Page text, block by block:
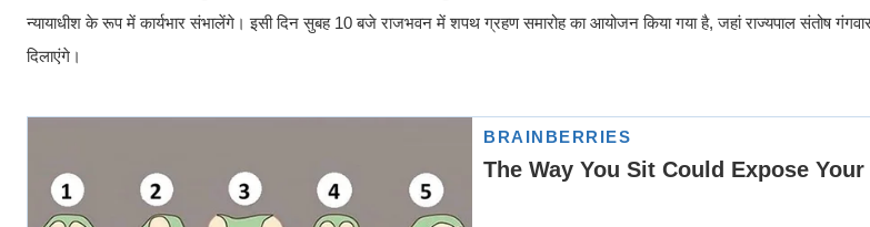
न्यायाधीश के रूप में कार्यभार संभालेंगे। इसी दिन सुबह 10 बजे राजभवन में शपथ ग्रहण समारोह का आयोजन किया गया है, जहां राज्यपाल संतोष
दिलाएंगे।